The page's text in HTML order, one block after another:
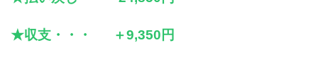
★収支・・・ ＋9,350 円